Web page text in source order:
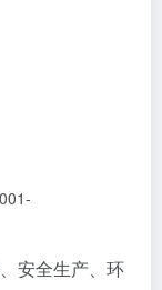
安全生产、环